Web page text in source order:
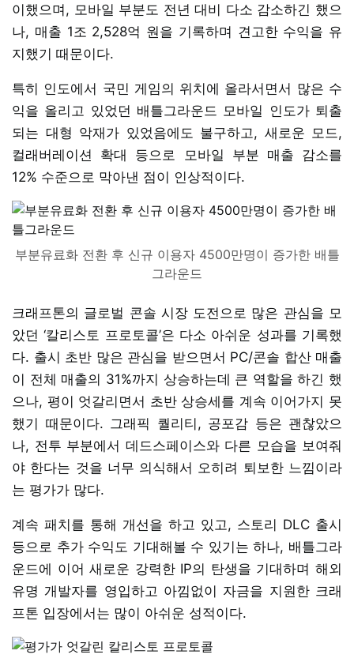
이했으며, 모바일 부분도 전년 대비 다소 감소하긴 했으
나, 매출 1조 2,528억 원을 기록하며 견고한 수익을 유
지했기 때문이다.
특히 인도에서 국민 게임의 위치에 올라서면서 많은 수
익을 올리고 있었던 배틀그라운드 모바일 인도가 퇴출
되는 대형 악재가 있었음에도 불구하고, 새로운 모드,
컬래버레이션 확대 등으로 모바일 부분 매출 감소를
12% 수준으로 막아낸 점이 인상적이다.
부분유료화 전환 후 신규 이용자 4500만명이 증가한 배틀
그라운드
크래프톤의 글로벌 콘솔 시장 도전으로 많은 관심을 모
았던 ‘칼리스토 프로토콜’은 다소 아쉬운 성과를 기록했
다. 출시 초반 많은 관심을 받으면서 PC/콘솔 합산 매출
이 전체 매출의 31%까지 상승하는데 큰 역할을 하긴 했
으나, 평이 엇갈리면서 초반 상승세를 계속 이어가지 못
했기 때문이다. 그래픽 퀄리티, 공포감 등은 괜찮았으
나, 전투 부분에서 데드스페이스와 다른 모습을 보여줘
야 한다는 것을 너무 의식해서 오히려 퇴보한 느낌이라
는 평가가 많다.
계속 패치를 통해 개선을 하고 있고, 스토리 DLC 출시
등으로 추가 수익도 기대해볼 수 있기는 하나, 배틀그라
운드에 이어 새로운 강력한 IP의 탄생을 기대하며 해외
유명 개발자를 영입하고 아낌없이 자금을 지원한 크래
프톤 입장에서는 많이 아쉬운 성적이다.